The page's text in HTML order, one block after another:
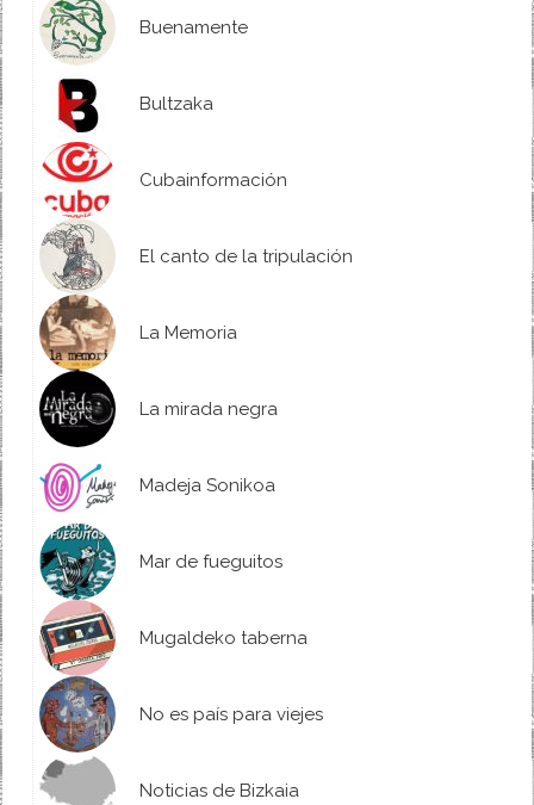
Buenamente
Bultzaka
Cubainformación
El canto de la tripulación
La Memoria
La mirada negra
Madeja Sonikoa
Mar de fueguitos
Mugaldeko taberna
No es país para viejes
Noticias de Bizkaia